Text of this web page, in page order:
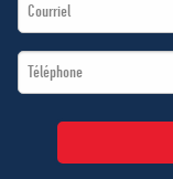
*
Téléphone
*